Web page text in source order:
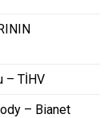
– TİHV
– Bianet